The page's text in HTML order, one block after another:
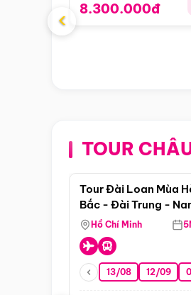
8.300.000đ
‹
TOUR
Tour Đài Loan Mùa
Bắc - Đài Trung -
Hùng ( Bay Vn)
Hồ Chí Minh
13/08 12/09